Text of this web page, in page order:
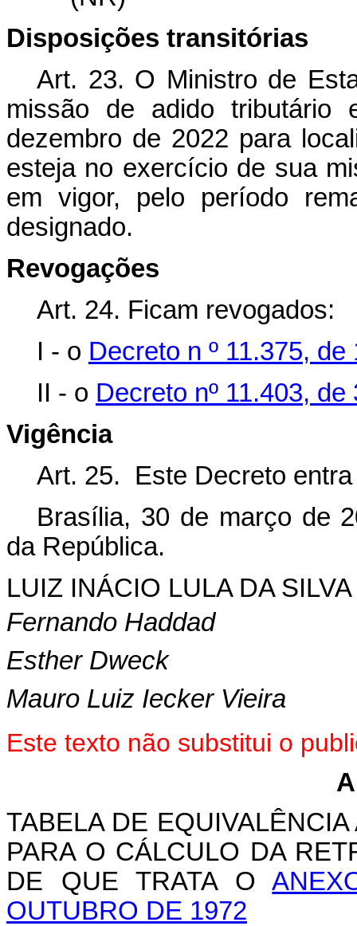
Disposições transitórias
Art. 23. O Ministro de
missão de adido tributário
dezembro de 2022 para
esteja no exercício de sua
em vigor, pelo período
designado.
Revogações
Art. 24. Ficam revogados:
I - o Decreto n º 11.375,
II - o Decreto nº 11.403,
Vigência
Art. 25. Este Decreto
Brasília, 30 de março de
da República.
LUIZ INÁCIO LULA DA SILVA
Fernando Haddad
Esther Dweck
Mauro Luiz Iecker Vieira
Este texto não substitui o
TABELA DE
PARA O CÁLCULO DA
DE QUE TRATA O
OUTUBRO DE 1972